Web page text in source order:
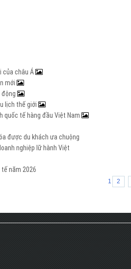
của châu Á
mới
động
lịch thế giới
quốc tế hàng đầu Việt Nam
được du khách ưa chuộng
nghiệp lữ hành Việt
năm 2026
1 2